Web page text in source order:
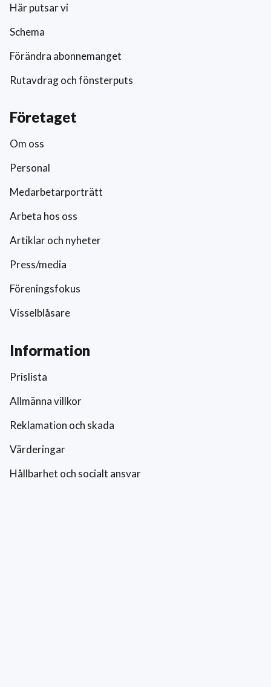
Här putsar vi
Schema
Förändra abonnemanget
Rutavdrag och fönsterputs
Företaget
Om oss
Personal
Medarbetarporträtt
Arbeta hos oss
Artiklar och nyheter
Press/media
Föreningsfokus
Visselblåsare
Information
Prislista
Allmänna villkor
Reklamation och skada
Värderingar
Hållbarhet och socialt ansvar